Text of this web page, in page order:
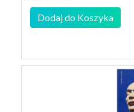
Dodaj do Koszyka